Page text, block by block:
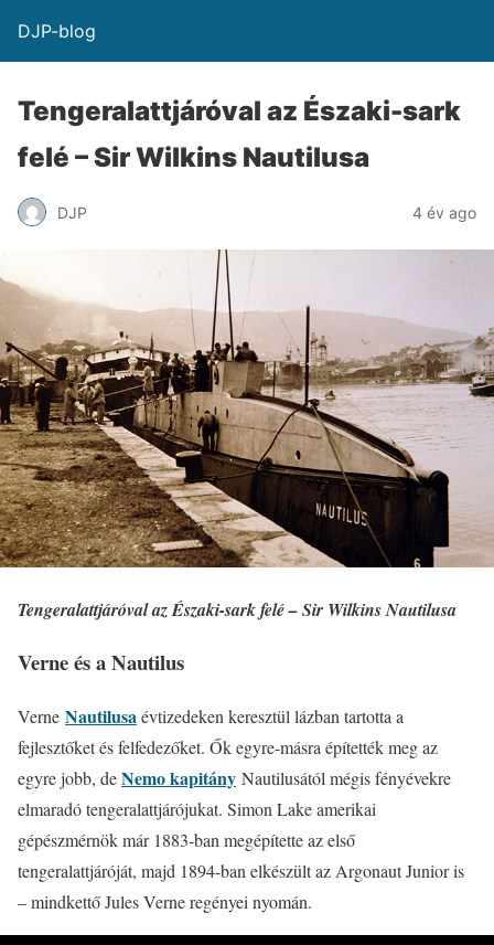
DJP-blog
Tengeralattjáróval az Északi-sark
felé – Sir Wilkins Nautilusa
DJP 4 év ago
Tengeralattjáróval az Északi-sark felé – Sir Wilkins Nautilusa
Verne és a Nautilus
Verne Nautilusaévtizedeken keresztül lázban tartotta a
fejlesztőket és felfedezőket. Ők egyre-másra építették meg az
egyre jobb, deNemo kapitány Nautilusától mégis fényévekre
elmaradó tengeralattjárójukat. Simon Lake amerikai
gépészmérnök már 1883-ban megépítette az első
tengeralattjáróját, majd 1894-ban elkészült az Argonaut Junior is
– mindkettő Jules Verne regényei nyomán.